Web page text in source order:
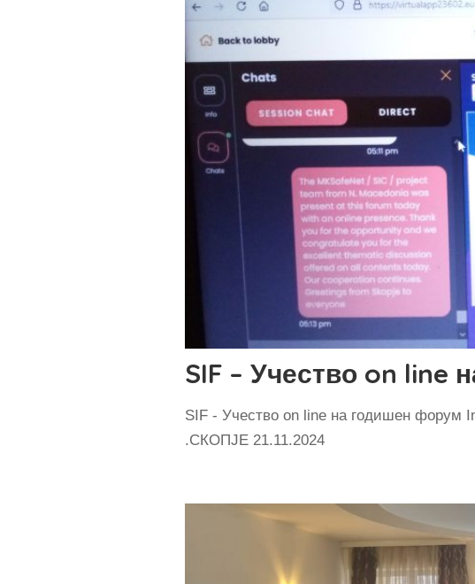
SIF – Учество on line
SIF - Учество on line на годишен форум
.СКОПЈЕ 21.11.2024